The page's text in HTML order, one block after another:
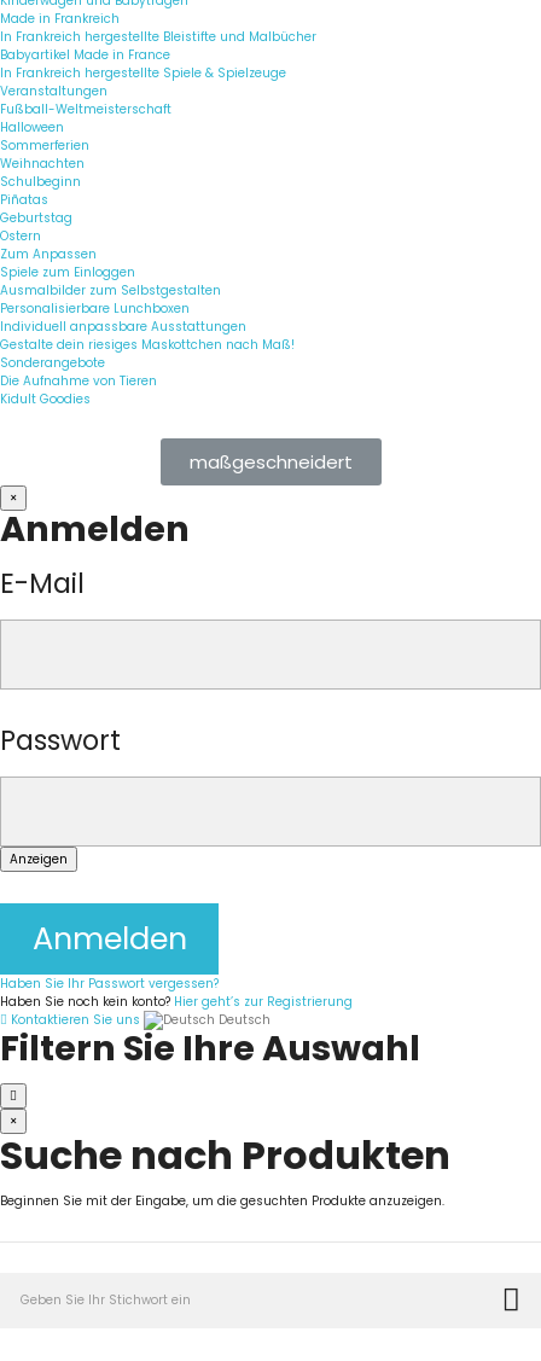
Made in Frankreich
In Frankreich hergestellte Bleistifte und Malbücher
Babyartikel Made in France
In Frankreich hergestellte Spiele & Spielzeuge
Veranstaltungen
Fußball-Weltmeisterschaft
Halloween
Sommerferien
Weihnachten
Schulbeginn
Piñatas
Geburtstag
Ostern
Zum Anpassen
Spiele zum Einloggen
Ausmalbilder zum Selbstgestalten
Personalisierbare Lunchboxen
Individuell anpassbare Ausstattungen
Gestalte dein riesiges Maskottchen nach Maß!
Sonderangebote
Die Aufnahme von Tieren
Kidult Goodies
maßgeschneidert
×
Anmelden
E-Mail
Passwort
Anzeigen
Anmelden
Haben Sie Ihr Passwort vergessen?
Haben Sie noch kein konto? Hier geht’s zur Registrierung
Kontaktieren Sie uns
Deutsch
Filtern Sie Ihre Auswahl
×
Suche nach Produkten
Beginnen Sie mit der Eingabe, um die gesuchten Produkte anzuzeigen.